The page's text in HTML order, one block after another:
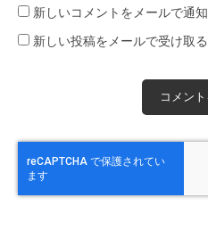
新しいコメントをメールで通知
新しい投稿をメールで受け取る